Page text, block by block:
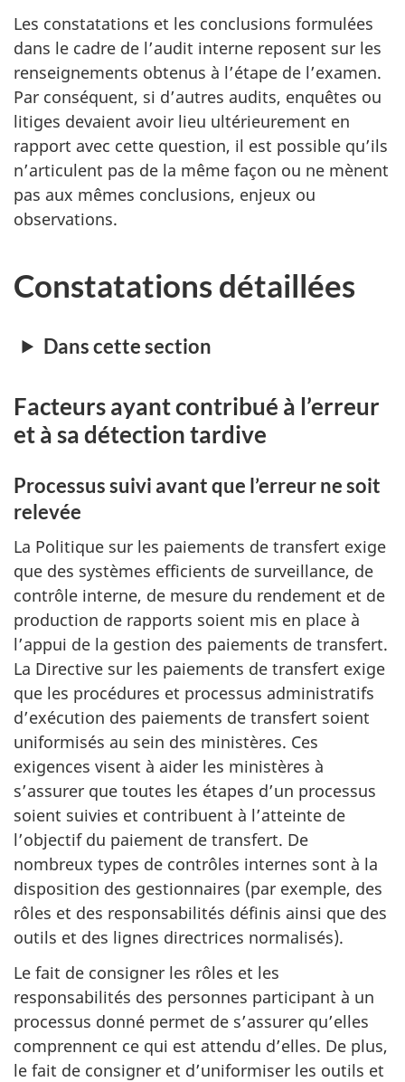
Les constatations et les conclusions formulées
dans le cadre de l’audit interne reposent sur les
renseignements obtenus à l’étape de l’examen.
Par conséquent, si d’autres audits, enquêtes ou
litiges devaient avoir lieu ultérieurement en
rapport avec cette question, il est possible qu’ils
n’articulent pas de la même façon ou ne mènent
pas aux mêmes conclusions, enjeux ou
observations.
Constatations détaillées
Dans cette section
Facteurs ayant contribué à l’erreur
et à sa détection tardive
Processus suivi avant que l’erreur ne soit
relevée
La Politique sur les paiements de transfert exige
que des systèmes efficients de surveillance, de
contrôle interne, de mesure du rendement et de
production de rapports soient mis en place à
l’appui de la gestion des paiements de transfert.
La Directive sur les paiements de transfert exige
que les procédures et processus administratifs
d’exécution des paiements de transfert soient
uniformisés au sein des ministères. Ces
exigences visent à aider les ministères à
s’assurer que toutes les étapes d’un processus
soient suivies et contribuent à l’atteinte de
l’objectif du paiement de transfert. De
nombreux types de contrôles internes sont à la
disposition des gestionnaires (par exemple, des
rôles et des responsabilités définis ainsi que des
outils et des lignes directrices normalisés).
Le fait de consigner les rôles et les
responsabilités des personnes participant à un
processus donné permet de s’assurer qu’elles
comprennent ce qui est attendu d’elles. De plus,
le fait de consigner et d’uniformiser les outils et